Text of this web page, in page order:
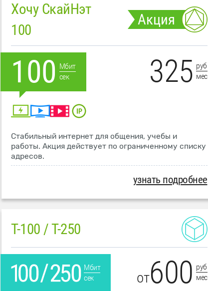
Хочу СкайНэт
100
Акция
100 Мбит
сек
325 руб
мес
Стабильный интернет для общения, учебы и
работы. Акция действует по ограниченному списку
адресов.
узнать подробнее
T-100 / T-250
Мбит
сек
от600 руб
мес